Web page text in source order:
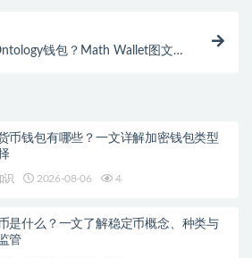
钱包？Math Wallet图文
币钱包有哪些？一文详解加密钱包类型
识 2026-08-06 4
是什么？一文了解稳定币概念、种类与
管